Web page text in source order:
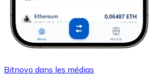
Bitnovo dans les médias